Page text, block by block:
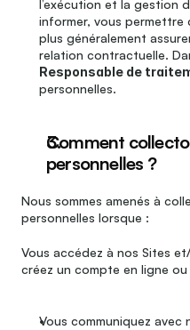
l’exécution et la gestion
informer, vous permettre
plus généralement
relation contractuelle.
Responsable de
personnelles.
Comment
personnelles ?
Nous sommes amenés à
personnelles lorsque :
Vous accédez à nos Sites
créez un compte en ligne
Vous communiquez avec